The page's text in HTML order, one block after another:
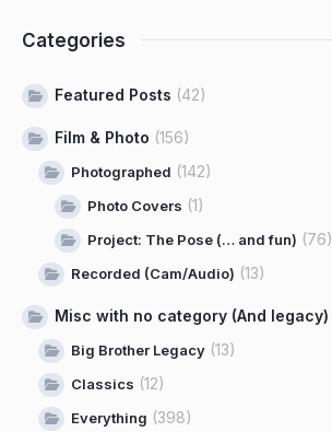
Categories
Featured Posts (42)
Film & Photo (156)
Photographed (142)
Photo Covers (1)
Project: The Pose (… and fun) (76)
Recorded (Cam/Audio) (13)
Misc with no category (And legacy)
Big Brother Legacy (13)
Classics (12)
Everything (398)